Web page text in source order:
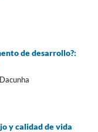
de desarrollo?:
y calidad de vida